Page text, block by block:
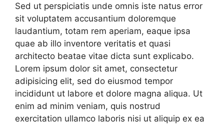
Sed ut perspiciatis unde omnis iste natus error
sit voluptatem accusantium doloremque
laudantium, totam rem aperiam, eaque ipsa
quae ab illo inventore veritatis et quasi
architecto beatae vitae dicta sunt explicabo.
Lorem ipsum dolor sit amet, consectetur
adipisicing elit, sed do eiusmod tempor
incididunt ut labore et dolore magna aliqua. Ut
enim ad minim veniam, quis nostrud
exercitation ullamco laboris nisi ut aliquip ex ea